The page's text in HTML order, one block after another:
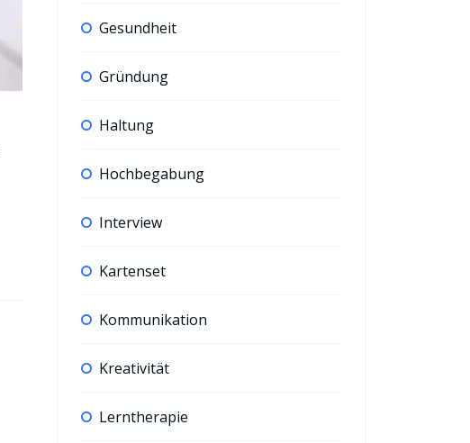
Gesundheit
Gründung
Haltung
Hochbegabung
Interview
Kartenset
Kommunikation
Kreativität
Lerntherapie